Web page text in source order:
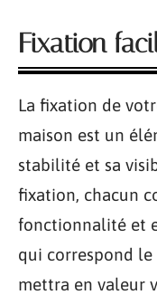
Fixation
La fixation de
maison est un
stabilité et sa
fixation, chacun
fonctionnalité et
qui correspond
mettra en valeur